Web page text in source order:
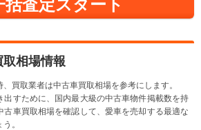
括査定スタート
相場情報
買取業者は中古車買取相場を参考にします。
出すために、国内最大級の中古車物件掲載数を持
古車買取相場を確認して、愛車を売却する最適な
。